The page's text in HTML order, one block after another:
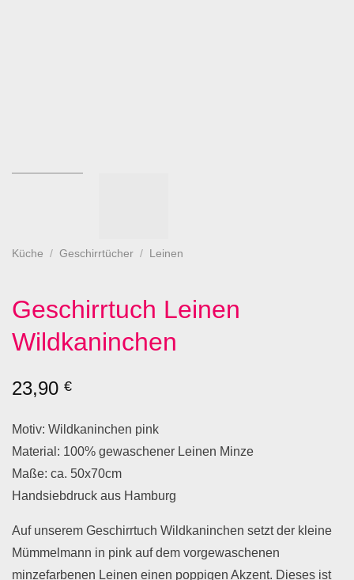
Küche / Geschirrtücher / Leinen
Geschirrtuch Leinen
Wildkaninchen
23,90 €
Motiv: Wildkaninchen pink
Material: 100% gewaschener Leinen Minze
Maße: ca. 50x70cm
Handsiebdruck aus Hamburg
Auf unserem Geschirrtuch Wildkaninchen setzt der kleine
Mümmelmann in pink auf dem vorgewaschenen
minzefarbenen Leinen einen poppigen Akzent. Dieses ist